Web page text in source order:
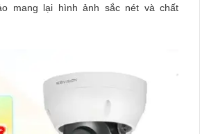
mang lại hình ảnh sắc nét và chất